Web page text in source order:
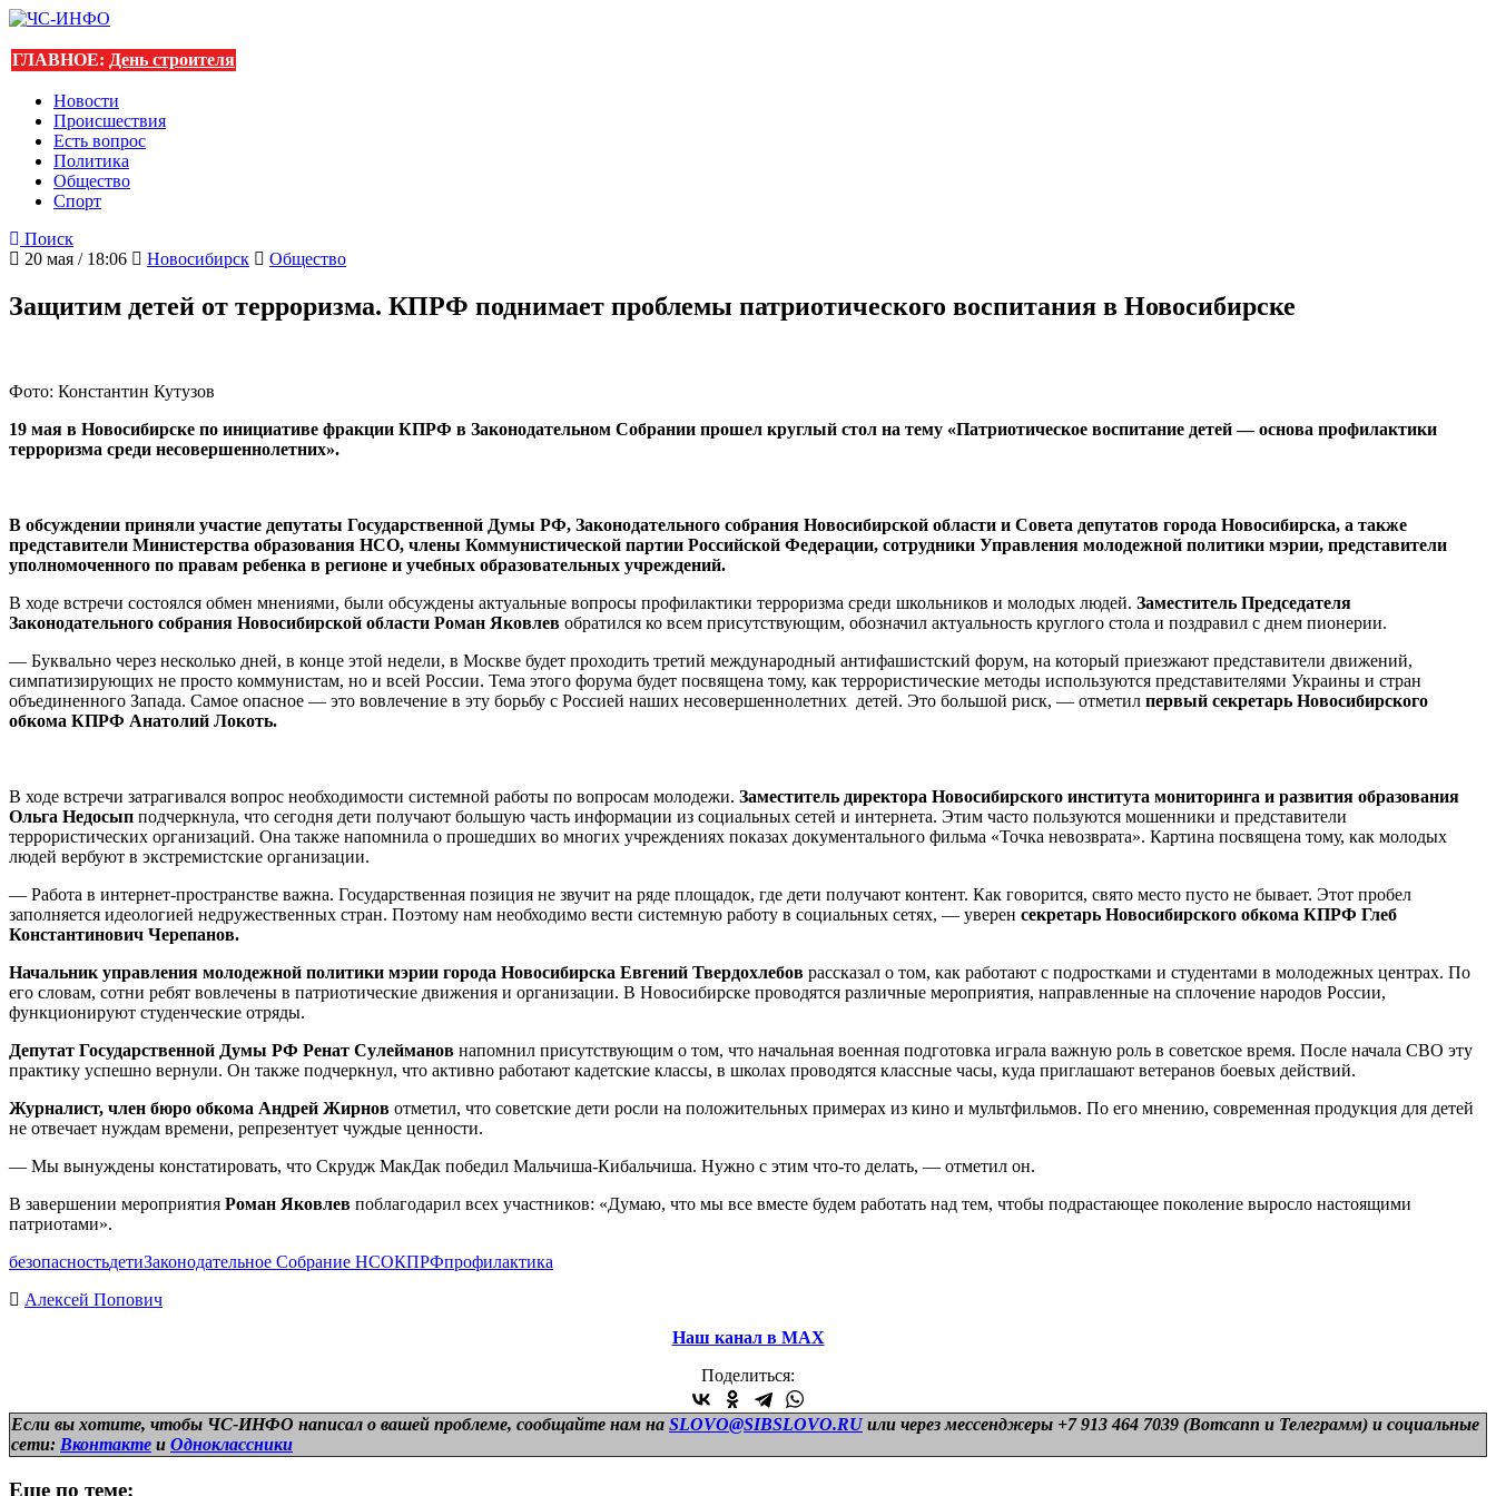
ГЛАВНОЕ: День строителя
Новости
Происшествия
Есть вопрос
Политика
Общество
Спорт
Поиск
20 мая / 18:06
Новосибирск Общество
Защитим детей от терроризма. КПРФ поднимает проблемы патриотического воспитания в Новосибирске
Фото: Константин Кутузов
19 мая в Новосибирске по инициативе фракции КПРФ в Законодательном Собрании прошел круглый стол на тему «Патриотическое воспитание детей — основа профилактики
терроризма среди несовершеннолетних».
В обсуждении приняли участие депутаты Государственной Думы РФ, Законодательного собрания Новосибирской области и Совета депутатов города Новосибирска, а также
представители Министерства образования НСО, члены Коммунистической партии Российской Федерации, сотрудники Управления молодежной политики мэрии, представители
уполномоченного по правам ребенка в регионе и учебных образовательных учреждений.
В ходе встречи состоялся обмен мнениями, были обсуждены актуальные вопросы профилактики терроризма среди школьников и молодых людей. Заместитель Председателя
Законодательного собрания Новосибирской области Роман Яковлев обратился ко всем присутствующим, обозначил актуальность круглого стола и поздравил с днем пионерии.
— Буквально через несколько дней, в конце этой недели, в Москве будет проходить третий международный антифашистский форум, на который приезжают представители движений,
симпатизирующих не просто коммунистам, но и всей России. Тема этого форума будет посвящена тому, как террористические методы используются представителями Украины и стран
объединенного Запада. Самое опасное — это вовлечение в эту борьбу с Россией наших несовершеннолетних детей. Это большой риск, — отметил первый секретарь Новосибирского
обкома КПРФ Анатолий Локоть.
В ходе встречи затрагивался вопрос необходимости системной работы по вопросам молодежи. Заместитель директора Новосибирского института мониторинга и развития образования
Ольга Недосып подчеркнула, что сегодня дети получают большую часть информации из социальных сетей и интернета. Этим часто пользуются мошенники и представители
террористических организаций. Она также напомнила о прошедших во многих учреждениях показах документального фильма «Точка невозврата». Картина посвящена тому, как молодых
людей вербуют в экстремистские организации.
— Работа в интернет-пространстве важна. Государственная позиция не звучит на ряде площадок, где дети получают контент. Как говорится, свято место пусто не бывает. Этот пробел
заполняется идеологией недружественных стран. Поэтому нам необходимо вести системную работу в социальных сетях, — уверен секретарь Новосибирского обкома КПРФ Глеб
Константинович Черепанов.
Начальник управления молодежной политики мэрии города Новосибирска Евгений Твердохлебов рассказал о том, как работают с подростками и студентами в молодежных центрах. По
его словам, сотни ребят вовлечены в патриотические движения и организации. В Новосибирске проводятся различные мероприятия, направленные на сплочение народов России,
функционируют студенческие отряды.
Депутат Государственной Думы РФ Ренат Сулейманов напомнил присутствующим о том, что начальная военная подготовка играла важную роль в советское время. После начала СВО эту
практику успешно вернули. Он также подчеркнул, что активно работают кадетские классы, в школах проводятся классные часы, куда приглашают ветеранов боевых действий.
Журналист, член бюро обкома Андрей Жирнов отметил, что советские дети росли на положительных примерах из кино и мультфильмов. По его мнению, современная продукция для детей
не отвечает нуждам времени, репрезентует чуждые ценности.
— Мы вынуждены констатировать, что Скрудж МакДак победил Мальчиша-Кибальчиша. Нужно с этим что-то делать, — отметил он.
В завершении мероприятия Роман Яковлев поблагодарил всех участников: «Думаю, что мы все вместе будем работать над тем, чтобы подрастающее поколение выросло настоящими
патриотами».
безопасностьдетиЗаконодательное Собрание НСОКПРФпрофилактика
Алексей Попович
Наш канал в МАХ
Поделиться:
Если вы хотите, чтобы ЧС-ИНФО написал о вашей проблеме, сообщайте нам на SLOVO@SIBSLOVO.RU или через мессенджеры +7 913 464 7039 (Вотсапп и Телеграмм) и социальные
сети: Вконтакте и Одноклассники
Еще по теме: